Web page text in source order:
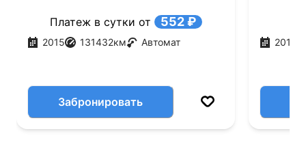
Платеж в сутки от 552 ₽
2015 131432км Автомат
Забронировать
2017